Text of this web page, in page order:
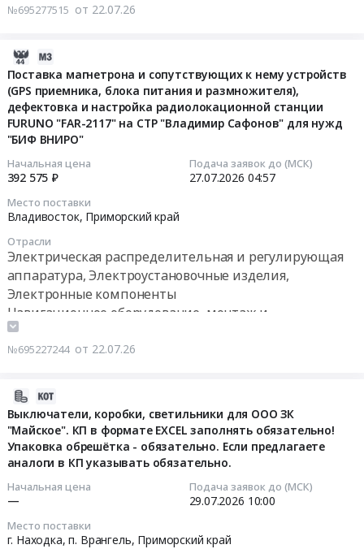
400-
№695277515 от 22.07.26
Поставка магнетрона и сопутствующих к нему устройств
(GPS приемника, блока питания и размножителя),
дефектовка и настройка радиолокационной станции
FURUNO "FAR-2117" на СТР "Владимир Сафонов" для нужд
"БИФ ВНИРО"
Начальная цена
392 575 ₽
Подача заявок до (МСК)
27.07.2026 04:57
Место поставки
Владивосток, Приморский край
Отрасли
Электрическая распределительная и регулирующая
аппаратура, Электроустановочные изделия,
Электронные компоненты
Навигационное оборудование, монтаж и
обслуживание
№695227244 от 22.07.26
Выключатели, коробки, светильники для ООО ЗК
"Майское". КП в формате EXCEL заполнять обязательно!
Упаковка обрешётка - обязательно. Если предлагаете
аналоги в КП указывать обязательно.
Начальная цена
—
Подача заявок до (МСК)
29.07.2026 10:00
Место поставки
г. Находка, п. Врангель, Приморский край